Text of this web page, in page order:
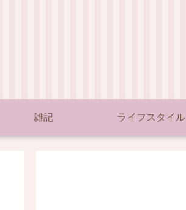
雑記 ライフスタイル